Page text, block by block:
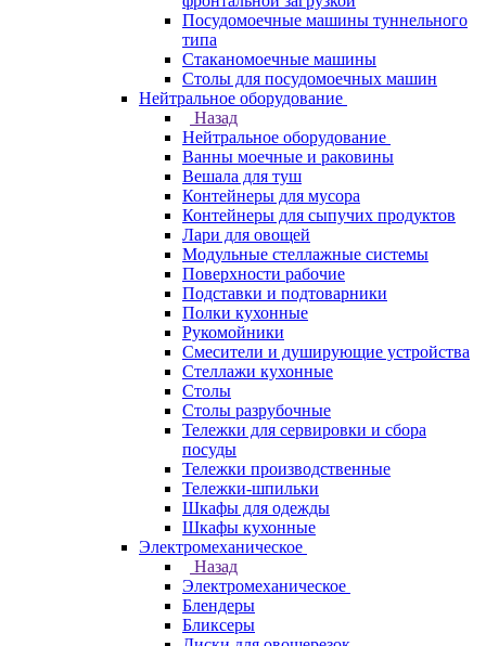
Посудомоечные машины туннельного
типа
Стаканомоечные машины
Столы для посудомоечных машин
Нейтральное оборудование
Назад
Нейтральное оборудование
Ванны моечные и раковины
Вешала для туш
Контейнеры для мусора
Контейнеры для сыпучих продуктов
Лари для овощей
Модульные стеллажные системы
Поверхности рабочие
Подставки и подтоварники
Полки кухонные
Рукомойники
Смесители и душирующие устройства
Стеллажи кухонные
Столы
Столы разрубочные
Тележки для сервировки и сбора
посуды
Тележки производственные
Тележки-шпильки
Шкафы для одежды
Шкафы кухонные
Электромеханическое
Назад
Электромеханическое
Блендеры
Бликсеры